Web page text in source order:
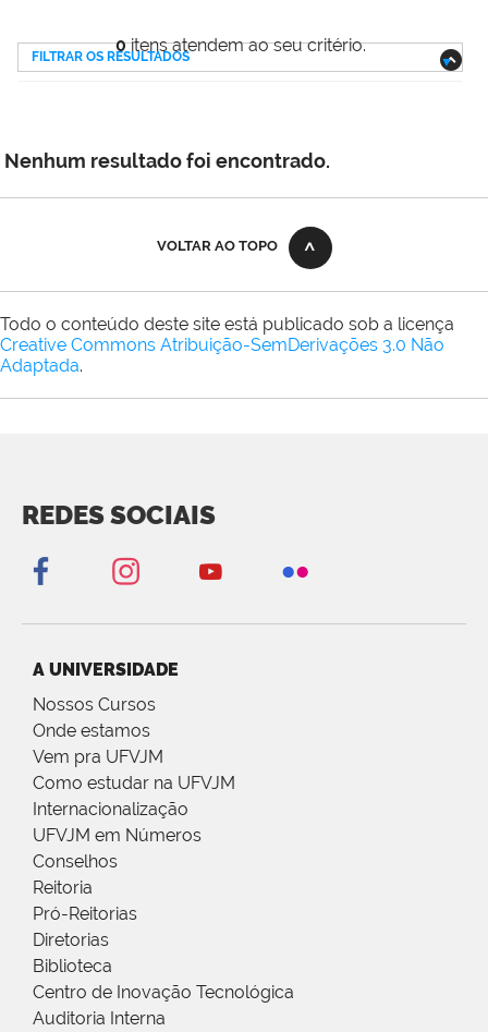
0itens atendem ao seu critério.
FILTRAR OS RESULTADOS
Nenhum resultado foi encontrado.
VOLTAR AO TOPO
Todo o conteúdo deste site está publicado sob a licença
Creative Commons Atribuição-SemDerivações 3.0 Não
Adaptada.
REDES SOCIAIS
A UNIVERSIDADE
Nossos Cursos
Onde estamos
Vem pra UFVJM
Como estudar na UFVJM
Internacionalização
UFVJM em Números
Conselhos
Reitoria
Pró-Reitorias
Diretorias
Biblioteca
Centro de Inovação Tecnológica
Auditoria Interna